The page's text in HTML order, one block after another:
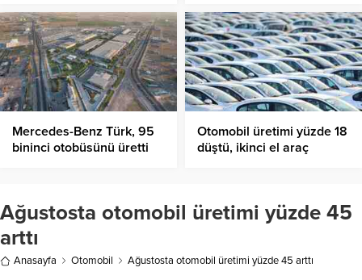
Mercedes-Benz Türk, 95
bininci otobüsünü üretti
Otomobil üretimi yüzde 18
düştü, ikinci el araç
Ağustosta otomobil üretimi yüzde 45
arttı
Anasayfa Otomobil Ağustosta otomobil üretimi yüzde 45 arttı